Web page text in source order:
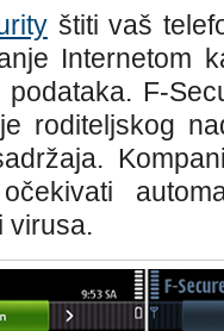
štiti vaš
Internetom
F-
roditeljskog
virusa.